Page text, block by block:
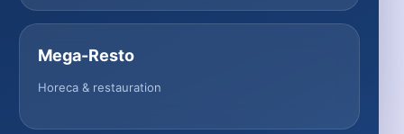
Mega-Resto
Horeca & restauration